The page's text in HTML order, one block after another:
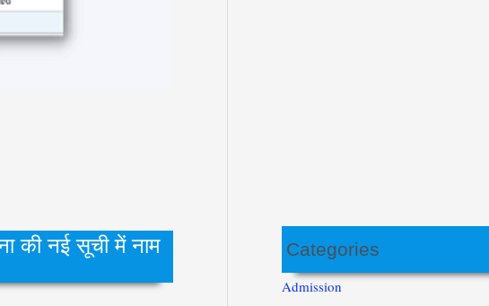
की नई सूची में नाम
Categories
Admission